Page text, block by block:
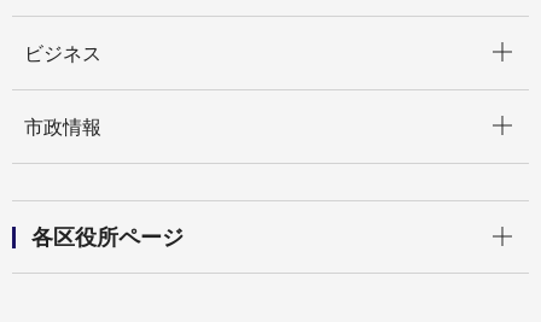
ビジネス
市政情報
各区役所ページ